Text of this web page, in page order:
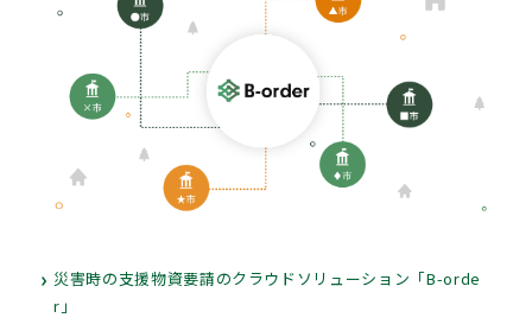
災害時の支援物資要請のクラウドソリューション「B-orde
r」